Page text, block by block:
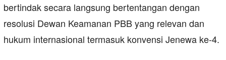
bertindak secara langsung bertentangan dengan
resolusi Dewan Keamanan PBB yang relevan dan
hukum internasional termasuk konvensi Jenewa ke-4.